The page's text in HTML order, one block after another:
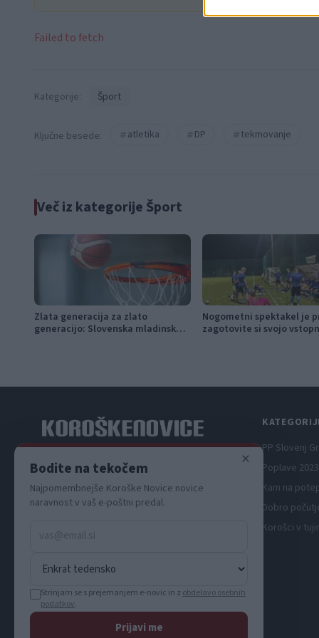
Failed to fetch
Kategorije: Šport
Ključne besede: atletika DP tekmovanje
Več iz kategorije Šport
Zlata generacija za zlato
generacijo: Slovenska mladinska
Nogometni spektakel je
zagotovite si svojo
PP Slovenj
Poplave
Kam na
Dobro
Korošci v
×
Bodite na tekočem
Najpomembnejše Koroške Novice novice
naravnost v vaš e-poštni predal.
Strinjam se s prejemanjem e-novic in z obdelavo osebnih
podatkov.
Prijavi me